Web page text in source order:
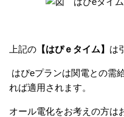
上記の 【はぴｅタイム】 は
はぴeプランは関電との需
れば適用されます。
オール電化をお考えの方は